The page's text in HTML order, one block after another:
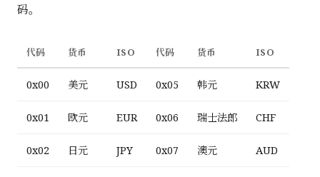
码。
代码 货币 ISO 代码 货币 ISO
0x00 美元 USD 0x05 韩元 KRW
0x01 欧元 EUR 0x06 瑞士法郎 CHF
0x02 日元 JPY 0x07 澳元 AUD